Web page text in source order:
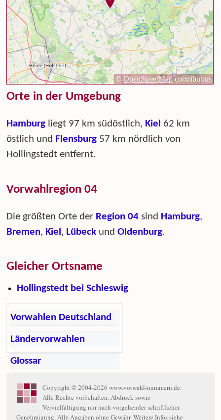
Orte in der Umgebung
Hamburg liegt 97 km südöstlich, Kiel 62 km
östlich und Flensburg 57 km nördlich von
Hollingstedt entfernt.
Vorwahlregion 04
Die größten Orte der Region 04 sind Hamburg,
Bremen, Kiel , Lübeck undOldenburg.
Gleicher Ortsname
Hollingstedt bei Schleswig
Vorwahlen Deutschland
Ländervorwahlen
Glossar
Copyright © 2004-2026 www.vorwahl-nummern.de.
Alle Rechte vorbehalten. Abdruck sowie
Vervielfältigung nur nach vorgehender schriftlicher
Genehmigung. Alle Angaben ohne Gewähr. Weitere Infos siehe